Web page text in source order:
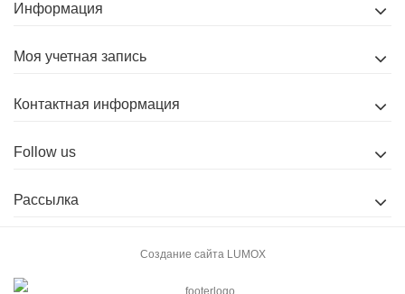
Информация
Моя учетная запись
Контактная информация
Follow us
Рассылка
Создание сайта LUMOX